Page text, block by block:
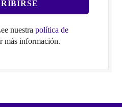
nuestra política de
más información.